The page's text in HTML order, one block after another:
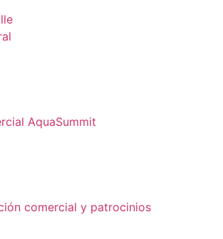
AquaSummit
comercial y patrocinios